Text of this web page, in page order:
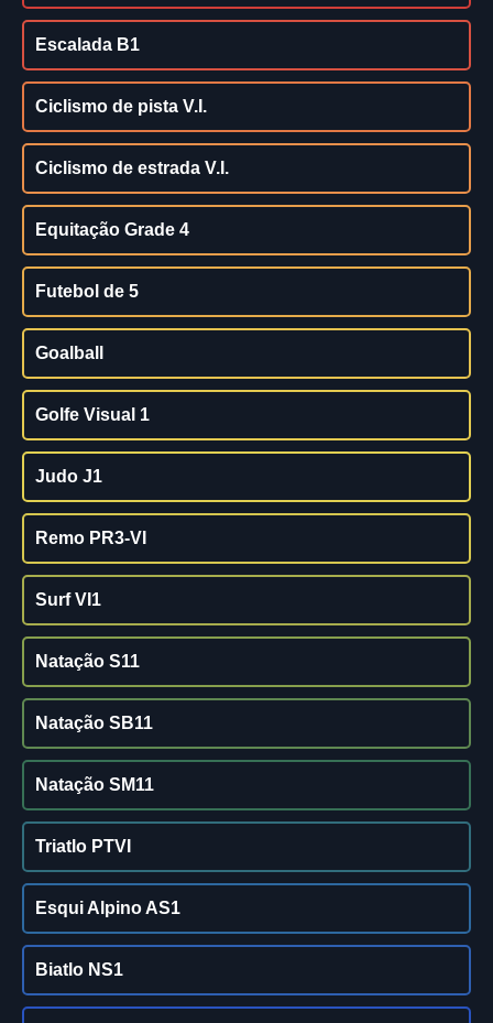
Escalada B1
Ciclismo de pista V.I.
Ciclismo de estrada V.I.
Equitação Grade 4
Futebol de 5
Goalball
Golfe Visual 1
Judo J1
Remo PR3-VI
Surf VI1
Natação S11
Natação SB11
Natação SM11
Triatlo PTVI
Esqui Alpino AS1
Biatlo NS1